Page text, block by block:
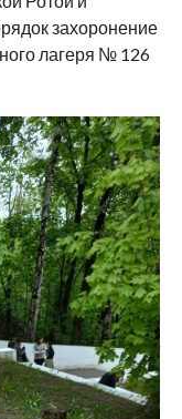
захоронение
лагеря № 126